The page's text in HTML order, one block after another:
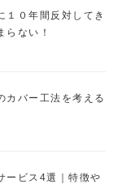
１０年間反対してき
らない！
カバー工法を考える
ービス4選｜特徴や